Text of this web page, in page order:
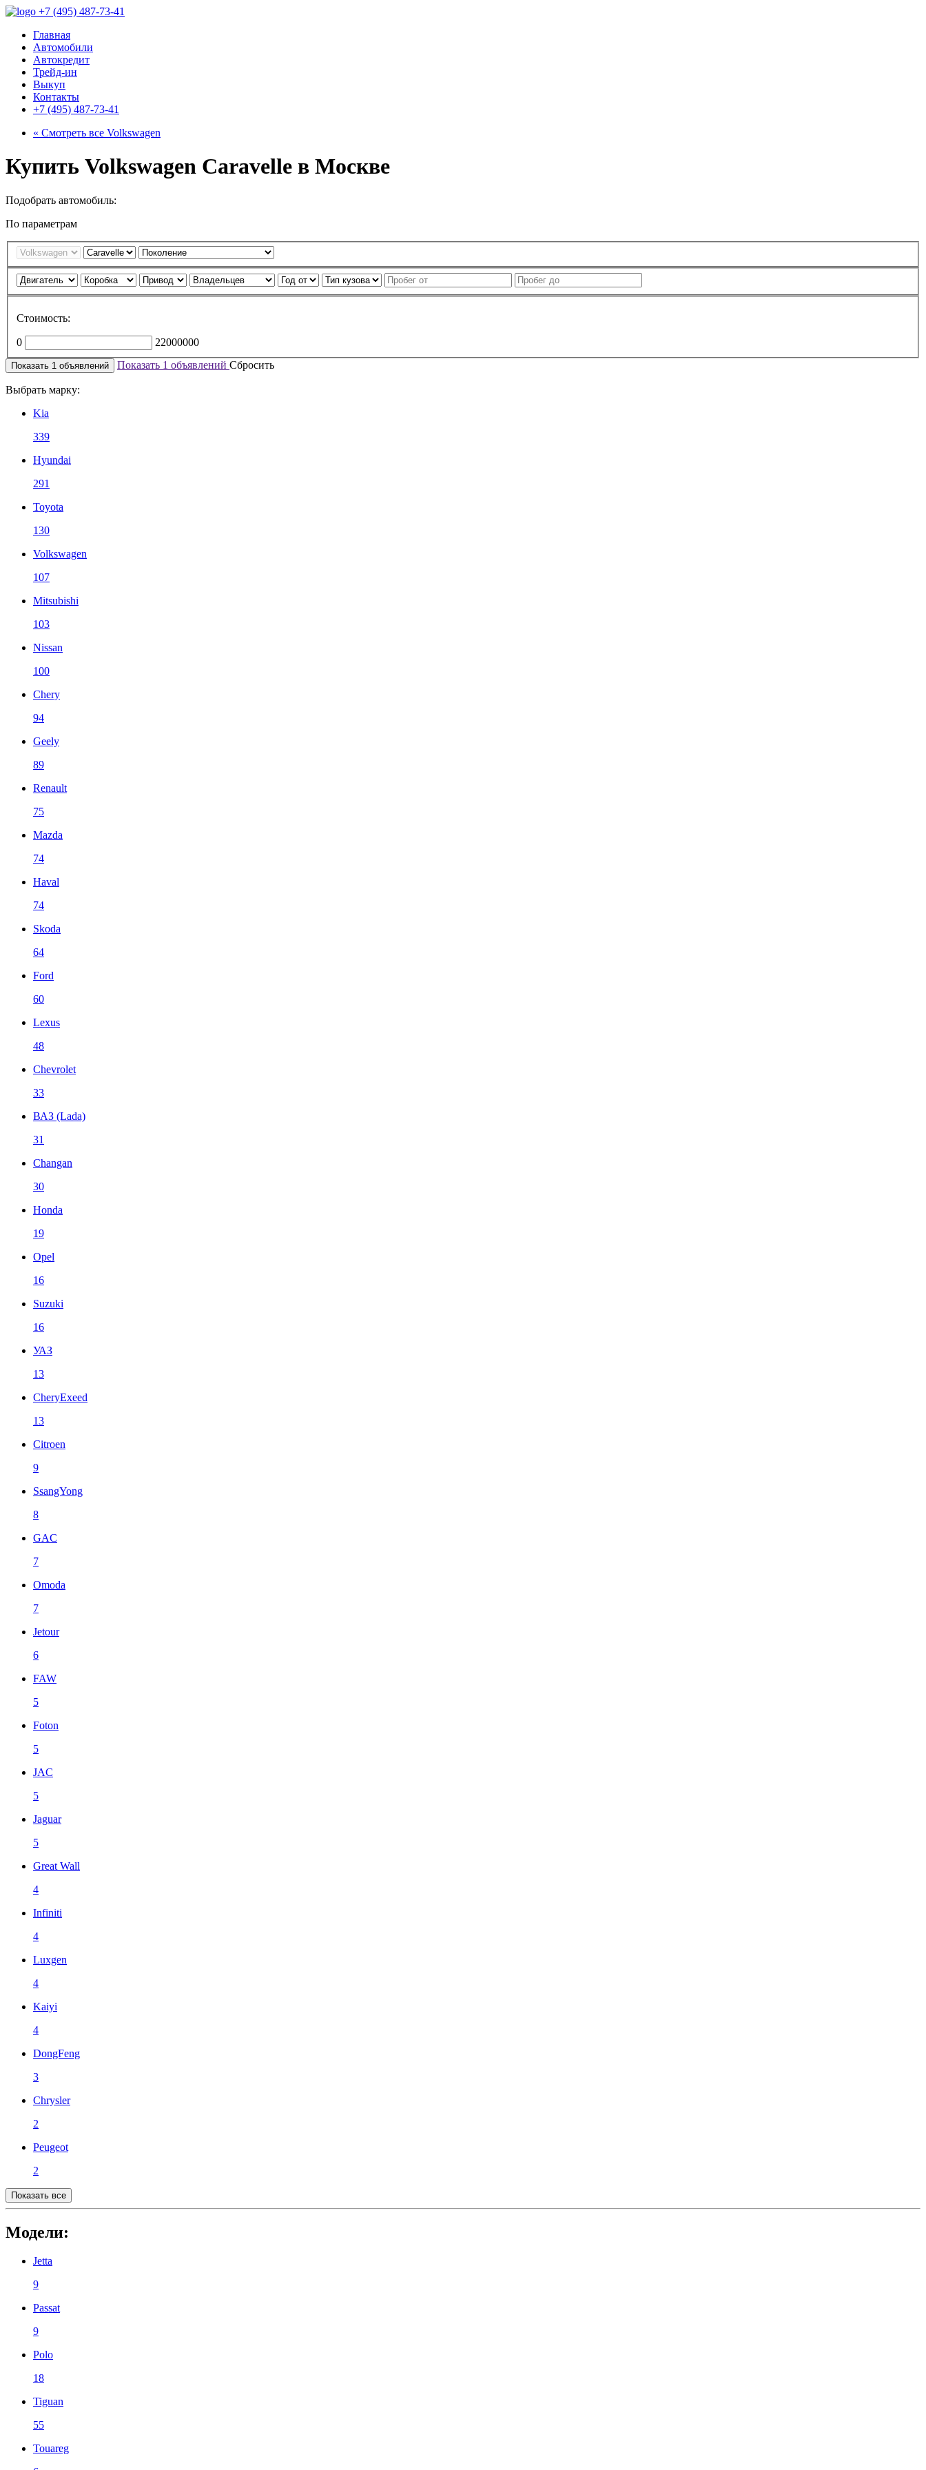
+7 (495) 487-73-41
Главная
Автомобили
Автокредит
Трейд-ин
Выкуп
Контакты
+7 (495) 487-73-41
« Смотреть все Volkswagen
Купить Volkswagen Caravelle в Москве
Подобрать автомобиль:
По параметрам
Стоимость:
0 22000000
Показать 1 объявлений Показать 1 объявлений Сбросить
Выбрать марку:
Kia
339
Hyundai
291
Toyota
130
Volkswagen
107
Mitsubishi
103
Nissan
100
Chery
94
Geely
89
Renault
75
Mazda
74
Haval
74
Skoda
64
Ford
60
Lexus
48
Chevrolet
33
ВАЗ (Lada)
31
Changan
30
Honda
19
Opel
16
Suzuki
16
УАЗ
13
CheryExeed
13
Citroen
9
SsangYong
8
GAC
7
Omoda
7
Jetour
6
FAW
5
Foton
5
JAC
5
Jaguar
5
Great Wall
4
Infiniti
4
Luxgen
4
Kaiyi
4
DongFeng
3
Chrysler
2
Peugeot
2
Показать все
Модели:
Jetta
9
Passat
9
Polo
18
Tiguan
55
Touareg